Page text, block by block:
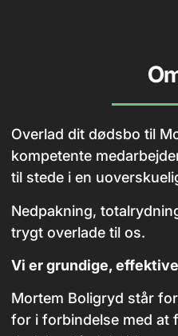
Overlad dit dødsbo til
kompetente
til stede i en
Nedpakning,
trygt overlade til os.
Vi er grundige,
Mortem Boligryd står
for i forbindelse med at